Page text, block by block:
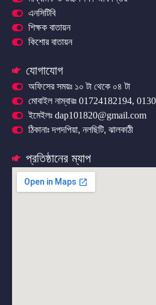
এনসিটিবি
শিক্ষক বাতায়ন
কিশোর বাতায়ন
যোগাযোগ
অফিসের সময়ঃ ১০ টা থেকে ০৪ টা
মোবাইল নাম্বারঃ 01724182194,
ইমেইলঃ dap101820@gmail.com
ঠিকানাঃ দপদপিয়া, নলছিটি, ঝালকাঠী
প্রতিষ্ঠানের ম্যাপ